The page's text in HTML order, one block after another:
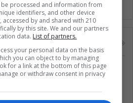
Cine y televisión Colombia
Cuarentena Deportes
processed and information from
identifiers, and other device
by and shared with 210
by this site. We and our partners
data. List of partners.
your personal data on the basis
you can object to by managing
for a link at the bottom of this page
or withdraw consent in privacy